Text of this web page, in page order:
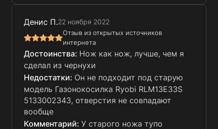
Денис П.22 ноября 2022
Отзыв из открытых источников
интернета
Нож как нож, лучше, чем я
сделал из чернухи
Он не подходит под старую
модель Газонокосилка Ryobi RLM13E33S
5133002343, отверстия не совпадают
вообще
У старого ножа тупо